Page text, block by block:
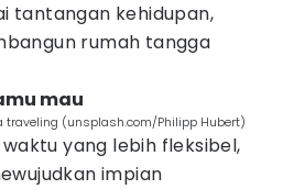
tantangan kehidupan,
rumah tangga
mau
(unsplash.com/Philipp Hubert)
yang lebih fleksibel,
impian